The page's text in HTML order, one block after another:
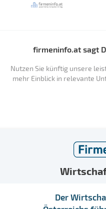
firmeninfo.at sagt
Nutzen Sie künftig unsere
mehr Einblick in relevante
Der